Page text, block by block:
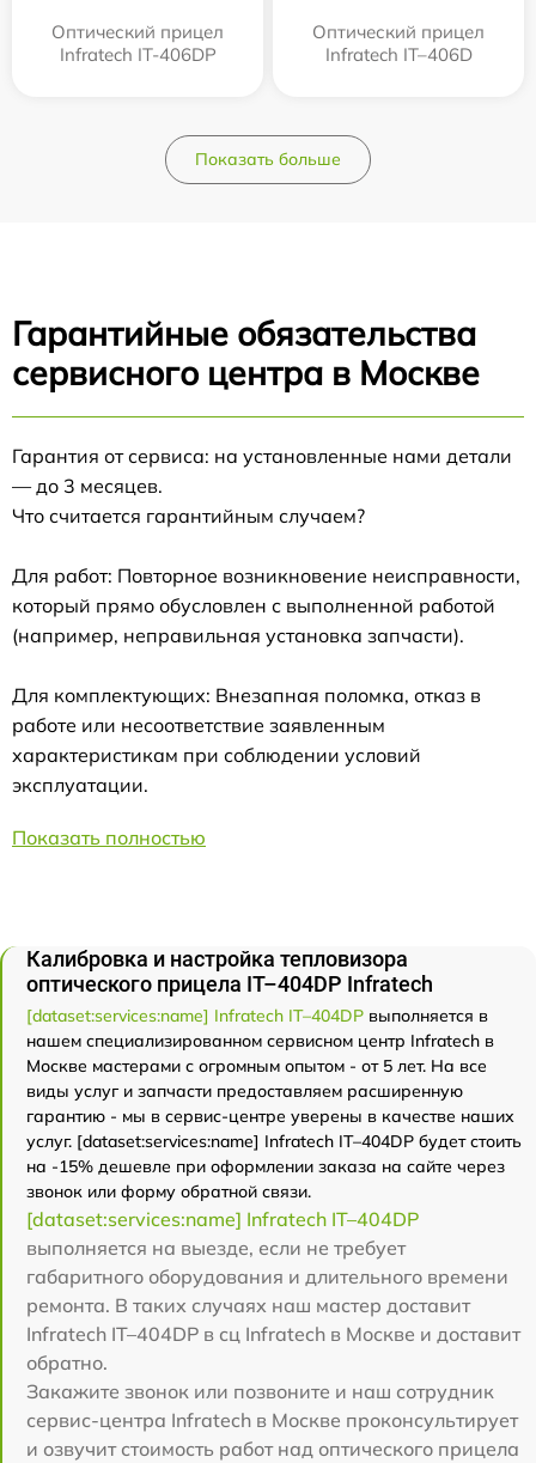
Оптический прицел
Infratech IT-406DP
Оптический прицел
Infratech IT–406D
Показать больше
Гарантийные обязательства
сервисного центра в Москве
Гарантия от сервиса: на установленные нами детали
— до 3 месяцев.
Что считается гарантийным случаем?
Для работ: Повторное возникновение неисправности,
который прямо обусловлен с выполненной работой
(например, неправильная установка запчасти).
Для комплектующих: Внезапная поломка, отказ в
работе или несоответствие заявленным
характеристикам при соблюдении условий
эксплуатации.
Показать полностью
Калибровка и настройка тепловизора
оптического прицела IT–404DP Infratech
[dataset:services:name] Infratech IT–404DP выполняется в
нашем специализированном сервисном центр Infratech в
Москве мастерами с огромным опытом - от 5 лет. На все
виды услуг и запчасти предоставляем расширенную
гарантию - мы в сервис-центре уверены в качестве наших
услуг. [dataset:services:name] Infratech IT–404DP будет стоить
на -15% дешевле при оформлении заказа на сайте через
звонок или форму обратной связи.
[dataset:services:name] Infratech IT–404DP
выполняется на выезде, если не требует
габаритного оборудования и длительного времени
ремонта. В таких случаях наш мастер доставит
Infratech IT–404DP в сц Infratech в Москве и доставит
обратно.
Закажите звонок или позвоните и наш сотрудник
сервис-центра Infratech в Москве проконсультирует
и озвучит стоимость работ над оптического прицела